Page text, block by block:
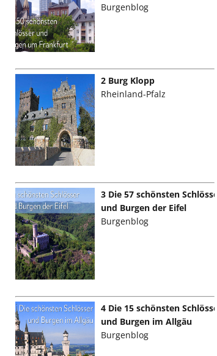
Burgenblog
2 Burg Klopp
Rheinland-Pfalz
3 Die 57 schönsten Schlösser
und Burgen der Eifel
Burgenblog
4 Die 15 schönsten Schlösser
und Burgen im Allgäu
Burgenblog